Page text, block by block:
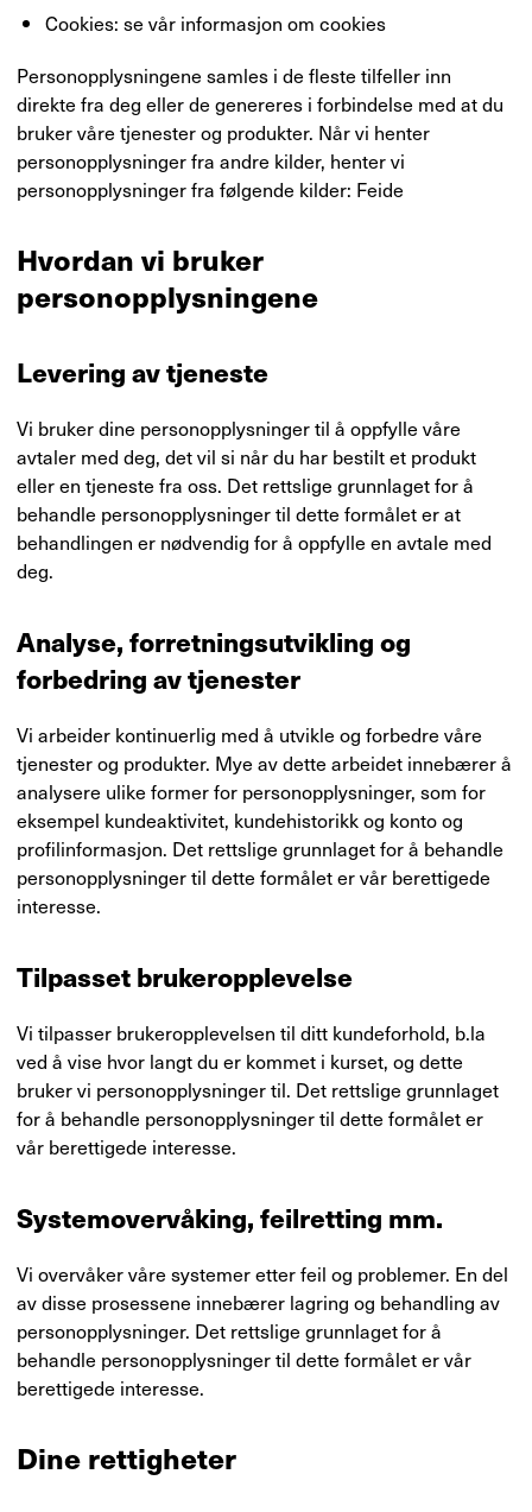
Cookies: se vår informasjon om cookies
Personopplysningene samles i de fleste tilfeller inn
direkte fra deg eller de genereres i forbindelse med at du
bruker våre tjenester og produkter. Når vi henter
personopplysninger fra andre kilder, henter vi
personopplysninger fra følgende kilder: Feide
Hvordan vi bruker
personopplysningene
Levering av tjeneste
Vi bruker dine personopplysninger til å oppfylle våre
avtaler med deg, det vil si når du har bestilt et produkt
eller en tjeneste fra oss. Det rettslige grunnlaget for å
behandle personopplysninger til dette formålet er at
behandlingen er nødvendig for å oppfylle en avtale med
deg.
Analyse, forretningsutvikling og
forbedring av tjenester
Vi arbeider kontinuerlig med å utvikle og forbedre våre
tjenester og produkter. Mye av dette arbeidet innebærer å
analysere ulike former for personopplysninger, som for
eksempel kundeaktivitet, kundehistorikk og konto og
profilinformasjon. Det rettslige grunnlaget for å behandle
personopplysninger til dette formålet er vår berettigede
interesse.
Tilpasset brukeropplevelse
Vi tilpasser brukeropplevelsen til ditt kundeforhold, b.la
ved å vise hvor langt du er kommet i kurset, og dette
bruker vi personopplysninger til. Det rettslige grunnlaget
for å behandle personopplysninger til dette formålet er
vår berettigede interesse.
Systemovervåking, feilretting mm.
Vi overvåker våre systemer etter feil og problemer. En del
av disse prosessene innebærer lagring og behandling av
personopplysninger. Det rettslige grunnlaget for å
behandle personopplysninger til dette formålet er vår
berettigede interesse.
Dine rettigheter